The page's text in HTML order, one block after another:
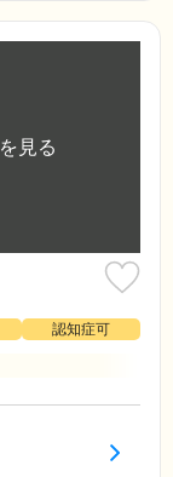
認知症可